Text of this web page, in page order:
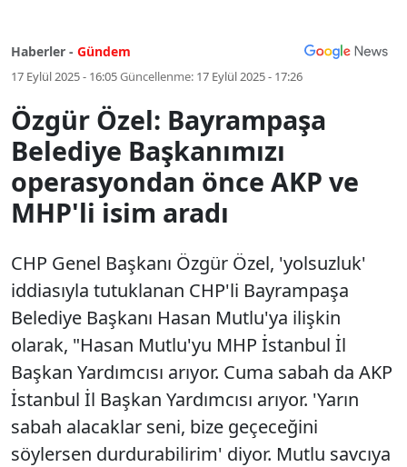
Haberler - Gündem
17 Eylül 2025 - 16:05Güncellenme: 17 Eylül 2025 - 17:26
Özgür Özel: Bayrampaşa
Belediye Başkanımızı
operasyondan önce AKP ve
MHP'li isim aradı
CHP Genel Başkanı Özgür Özel, 'yolsuzluk'
iddiasıyla tutuklanan CHP'li Bayrampaşa
Belediye Başkanı Hasan Mutlu'ya ilişkin
olarak, "Hasan Mutlu'yu MHP İstanbul İl
Başkan Yardımcısı arıyor. Cuma sabah da AKP
İstanbul İl Başkan Yardımcısı arıyor. 'Yarın
sabah alacaklar seni, bize geçeceğini
söylersen durdurabilirim' diyor. Mutlu savcıya